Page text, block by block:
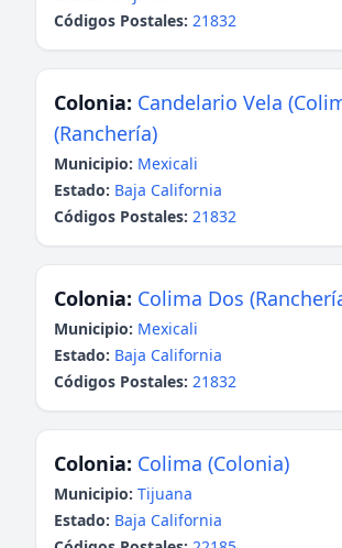
Códigos Postales: 21832
Colonia: Candelario Vela
(Ranchería)
Municipio: Mexicali
Estado: Baja California
Códigos Postales: 21832
Colonia: Colima Dos
Municipio: Mexicali
Estado: Baja California
Códigos Postales: 21832
Colonia: Colima (Colonia)
Municipio: Tijuana
Estado: Baja California